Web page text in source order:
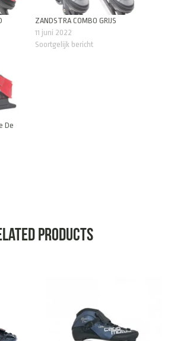
ZANDSTRA COMBO GRIJS
11 juni 2022
Soortgelijk bericht
De
products